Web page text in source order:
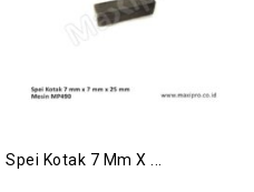
Spei Kotak 7 Mm X ...